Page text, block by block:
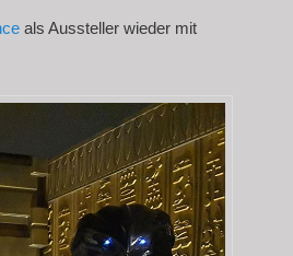
als Aussteller wieder mit